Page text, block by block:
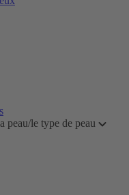
peau/le type de peau